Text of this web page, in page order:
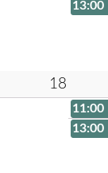
13:00
18
11:00
13:00